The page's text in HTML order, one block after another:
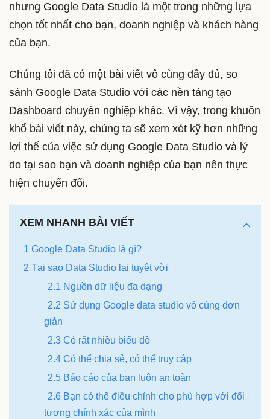
nhưng Google Data Studio là một trong những lựa
chọn tốt nhất cho bạn, doanh nghiệp và khách hàng
của bạn.
Chúng tôi đã có một bài viết vô cùng đầy đủ, so
sánh Google Data Studio với các nền tảng tạo
Dashboard chuyên nghiệp khác. Vì vậy, trong khuôn
khổ bài viết này, chúng ta sẽ xem xét kỹ hơn những
lợi thế của việc sử dụng Google Data Studio và lý
do tại sao bạn và doanh nghiệp của bạn nên thực
hiện chuyển đổi.
XEM NHANH BÀI VIẾT
1 Google Data Studio là gì?
2 Tại sao Data Studio lại tuyệt vời
2.1 Nguồn dữ liệu đa dạng
2.2 Sử dụng Google data studio vô cùng đơn
giản
2.3 Có rất nhiều biểu đồ
2.4 Có thể chia sẻ, có thể truy cập
2.5 Báo cáo của bạn luôn an toàn
2.6 Bạn có thể điều chỉnh cho phù hợp với đối
tượng chính xác của mình